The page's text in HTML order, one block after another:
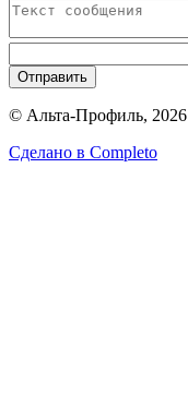
Отправить
© Альта-Профиль, 2026
Сделано в Completo